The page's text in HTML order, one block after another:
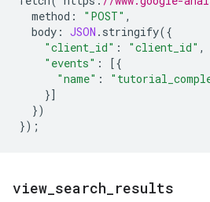
method : "POST" ,
body : JSON . stringify({
"client_id" : "client_id" ,
"events" :
[{
"name" :
}]
})
});
view search results